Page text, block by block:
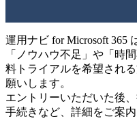
運用ナビ for Microsoft 365
「ノウハウ不足」や「時
料トライアルを希望され
願いします。
エントリーいただいた後
手続きなど、詳細をご案内